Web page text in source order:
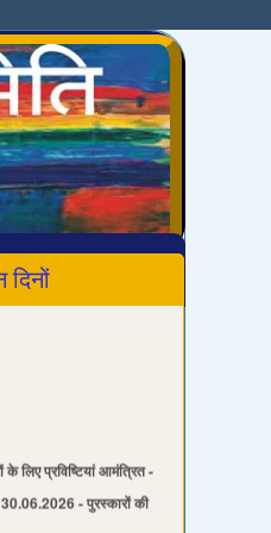
दिनों
30.06.2026 - पुरस्कारों की